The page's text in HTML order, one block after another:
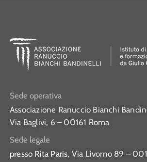
Sede operativa
Associazione Ranuccio Bianchi
Via Baglivi, 6 – 00161 Roma
Sede legale
presso Rita Paris, Via Livorno 89 –